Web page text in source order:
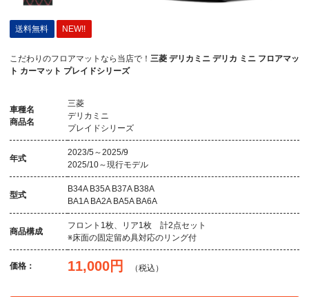
送料無料 NEW!!
こだわりのフロアマットなら当店で！ 三菱 デリカミニ デリカ ミニ フロアマッ
ト カーマット プレイドシリーズ
車種名
商品名
三菱
デリカミニ
プレイドシリーズ
年式
2023/5～2025/9
2025/10～現行モデル
型式
B34A B35A B37A B38A
BA1A BA2A BA5A BA6A
商品構成
フロント1枚、リア1枚 計2点セット
※床面の固定留め具対応のリング付
価格： 11,000円 （税込）